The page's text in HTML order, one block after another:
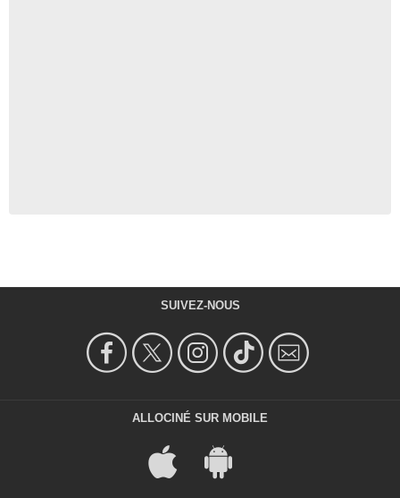
SUIVEZ-NOUS
ALLOCINÉ SUR MOBILE